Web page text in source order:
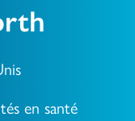
en santé